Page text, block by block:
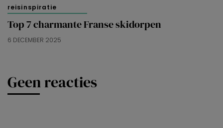
reisinspiratie
Top 7 charmante Franse skidorpen
6 DECEMBER 2025
Geen reacties